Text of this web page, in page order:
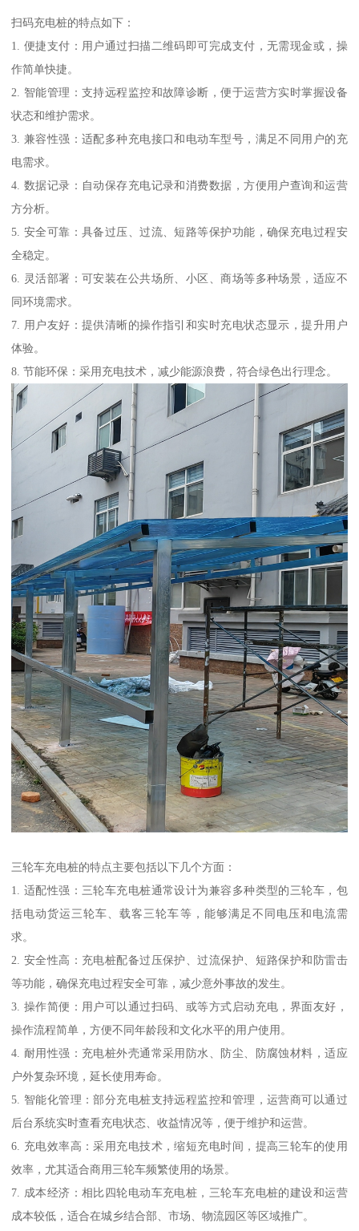
扫码充电桩的特点如下：
1. 便捷支付：用户通过扫描二维码即可完成支付，无需现金或，操
作简单快捷。
2. 智能管理：支持远程监控和故障诊断，便于运营方实时掌握设备
状态和维护需求。
3. 兼容性强：适配多种充电接口和电动车型号，满足不同用户的充
电需求。
4. 数据记录：自动保存充电记录和消费数据，方便用户查询和运营
方分析。
5. 安全可靠：具备过压、过流、短路等保护功能，确保充电过程安
全稳定。
6. 灵活部署：可安装在公共场所、小区、商场等多种场景，适应不
同环境需求。
7. 用户友好：提供清晰的操作指引和实时充电状态显示，提升用户
体验。
8. 节能环保：采用充电技术，减少能源浪费，符合绿色出行理念。
三轮车充电桩的特点主要包括以下几个方面：
1. 适配性强：三轮车充电桩通常设计为兼容多种类型的三轮车，包
括电动货运三轮车、载客三轮车等，能够满足不同电压和电流需
求。
2. 安全性高：充电桩配备过压保护、过流保护、短路保护和防雷击
等功能，确保充电过程安全可靠，减少意外事故的发生。
3. 操作简便：用户可以通过扫码、或等方式启动充电，界面友好，
操作流程简单，方便不同年龄段和文化水平的用户使用。
4. 耐用性强：充电桩外壳通常采用防水、防尘、防腐蚀材料，适应
户外复杂环境，延长使用寿命。
5. 智能化管理：部分充电桩支持远程监控和管理，运营商可以通过
后台系统实时查看充电状态、收益情况等，便于维护和运营。
6. 充电效率高：采用充电技术，缩短充电时间，提高三轮车的使用
效率，尤其适合商用三轮车频繁使用的场景。
7. 成本经济：相比四轮电动车充电桩，三轮车充电桩的建设和运营
成本较低，适合在城乡结合部、市场、物流园区等区域推广。